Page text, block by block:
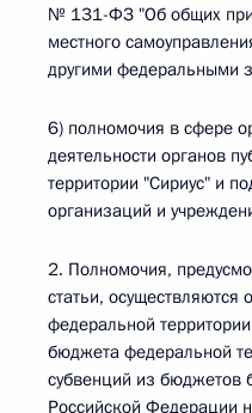
№ 131-ФЗ "Об общих
местного
другими федеральными
6) полномочия в сфере
деятельности органов
территории "Сириус" и
организаций и
2. Полномочия,
статьи, осуществляются
федеральной
бюджета федеральной
субвенций из бюджетов
Российской Федерации